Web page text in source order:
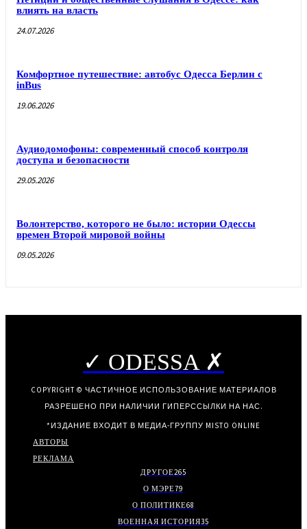
влиять на власть
24.07.2026
Комфортное путешествие: автобус Одесса Берлин с
inBus
19.06.2026
Аудиодомофоны: современный способ контроля
доступа и безопасности
29.05.2026
Волонтерство, которого не было: истории Одессы
времен Второй мировой войны
09.05.2026
✓ ODESSA ✗
COPYRIGHT © ЧАСТИЧНОЕ ИСПОЛЬЗОВАНИЕ МАТЕРИАЛОВ
РАЗРЕШЕНО ПРИ НАЛИЧИИ ГИПЕРССЫЛКИ НА НАС.
*ИЗДАНИЕ ВХОДИТ В МЕДИА-ГРУППУ MISTO ONLINE
АВТОРЫ
РЕКЛАМА
ДРУГОЕ265
О МЭРЕ79
О ПОЛИТИКЕ68
ВОЕННАЯ ИСТОРИЯ35